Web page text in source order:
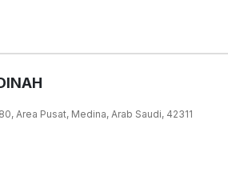
Area Pusat, Medina, Arab Saudi, 42311